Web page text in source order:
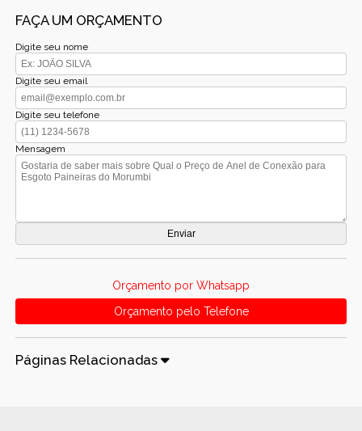
FAÇA UM ORÇAMENTO
Digite seu nome
Digite seu email
Digite seu telefone
Mensagem
Orçamento por Whatsapp
Orçamento pelo Telefone
Páginas Relacionadas